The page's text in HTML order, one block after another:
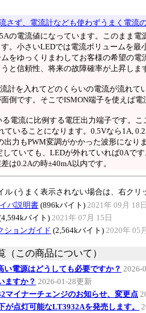
さず、電流計なども使わずうまく電流
の電流値になっています。このまま
。小さいLEDでは電流ボリュームを最
をゆっくりまわしてお客様の希望の
と信頼性、将来の故障確率が上昇しま
計を入れてどのくらいの電流が流れ
倒です。そこでISMON端子を使えば電
電流に比例する電圧出力端子です。
ていることになります。0.5Vなら1A,
出力もPWM変調がかかった波形にな
ていても、LEDが外れていれば0Aで
は0.2Aの時±40mA以内です。
ル (うまく表示されない場合は、右ク
バ説明書(896kバイト) 2021年 09月 18日
バイト) 2021年 07月 15日
ションガイド (2,564kバイト) 2020年 05
（この商品について）
い電源はどうしても必要ですか？ 2026-
ますか？ 2026-01-28更新
マイナーチェンジのお知らせ、変更点
が点灯可能なLT3932Aを発売します。